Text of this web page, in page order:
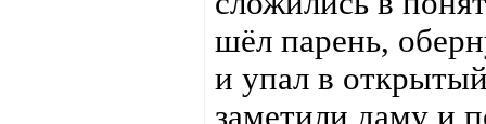
шёл парень,
и упал в
заметили даму и